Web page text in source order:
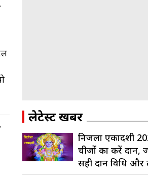
लेटेस्ट खबरें
निर्जला एकादशी
चीजों का करें दान,
सही दान विधि और